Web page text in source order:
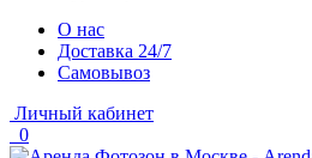
О нас
Доставка 24/7
Самовывоз
Личный кабинет
0